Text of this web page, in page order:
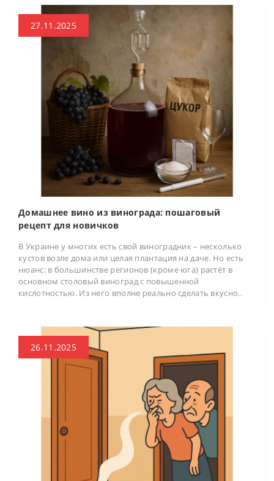
27.11.2025
Домашнее вино из винограда: пошаговый
рецепт для новичков
В Украине у многих есть свой виноградник – несколько
кустов возле дома или целая плантация на даче. Но есть
нюанс: в большинстве регионов (кроме юга) растёт в
основном столовый виноград с повышенной
кислотностью. Из него вполне реально сделать вкусно..
26.11.2025